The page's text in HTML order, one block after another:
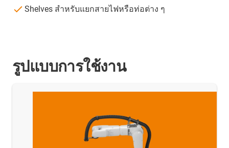
Shelves สำหรับแยกสายไฟหรือท่อต่าง ๆ
รูปแบบการใช้งาน